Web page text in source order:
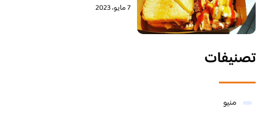
7 مايو، 2023
تصنيفات
منيو